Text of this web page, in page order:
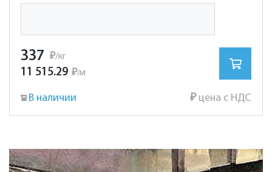
337 ₽/кг
11 515.29 ₽/м
В наличии ₽цена с НДС